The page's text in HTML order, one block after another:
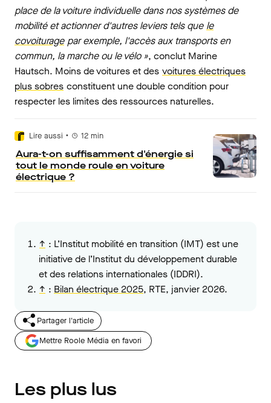
place de la voiture individuelle dans nos systèmes de
mobilité et actionner d'autres leviers tels que le
covoiturage par exemple, l'accès aux transports en
commun, la marche ou le vélo », conclut Marine
Hautsch. Moins de voitures et des voitures électriques
plus sobres constituent une double condition pour
respecter les limites des ressources naturelles.
Lire aussi • 12 min
Aura-t-on suffisamment d'énergie si
tout le monde roule en voiture
électrique ?
↑ : L’Institut mobilité en transition (IMT) est une
initiative de l’Institut du développement durable
et des relations internationales (IDDRI).
↑ : Bilan électrique 2025, RTE, janvier 2026.
Partager l'article
Mettre Roole Média en favori
Les plus lus